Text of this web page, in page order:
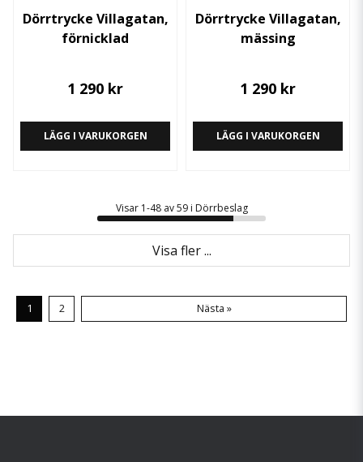
Dörrtrycke Villagatan,
förnicklad
1 290 kr
LÄGG I VARUKORGEN
Dörrtrycke Villagatan,
mässing
1 290 kr
LÄGG I VARUKORGEN
Visar 1-48 av 59 i Dörrbeslag
Visa fler ...
1 2 Nästa »